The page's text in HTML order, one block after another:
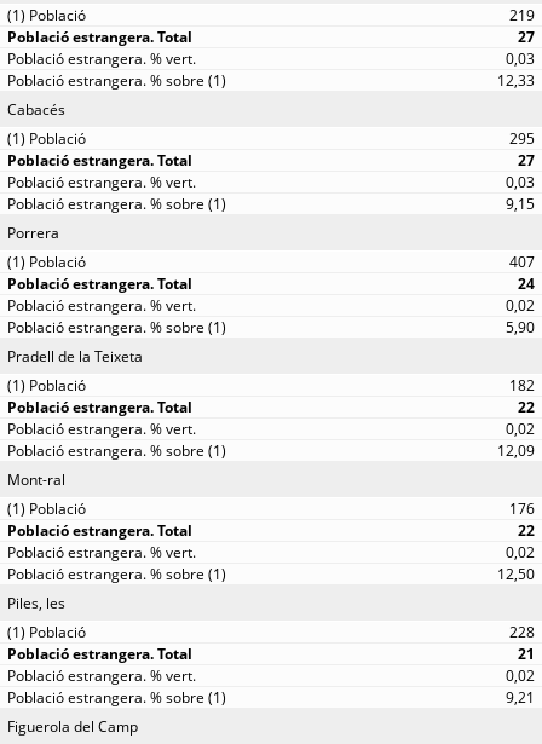
219
27
0,03
12,33
Cabacés
295
27
0,03
9,15
Porrera
407
24
0,02
5,90
Pradell de la Teixeta
182
22
0,02
12,09
Mont-ral
176
22
0,02
12,50
Piles, les
228
21
0,02
9,21
Figuerola del Camp